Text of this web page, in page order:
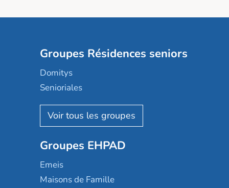
Groupes Résidences seniors
Domitys
Senioriales
Nohée
Les Résidentiels
Mobicap
Domusvi
Happy Senior
Groupes EHPAD
Emeis
Maisons de Famille